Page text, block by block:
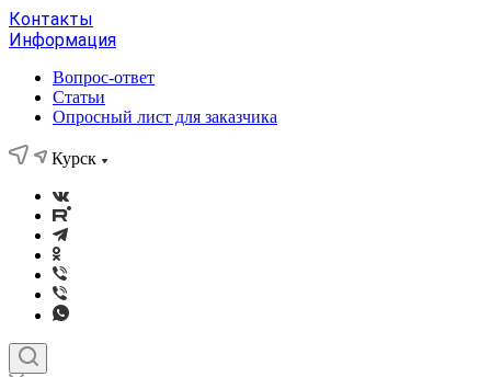
Контакты
Информация
Вопрос-ответ
Статьи
Опросный лист для заказчика
Курск